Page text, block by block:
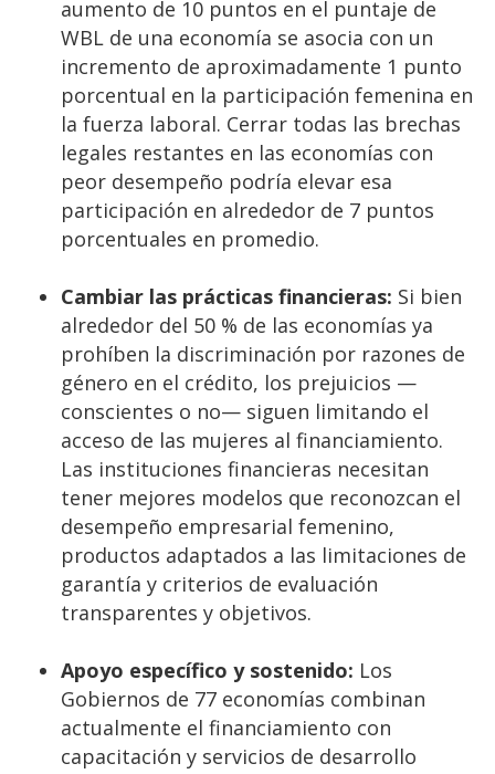
aumento de 10 puntos en el puntaje de
WBL de una economía se asocia con un
incremento de aproximadamente 1 punto
porcentual en la participación femenina en
la fuerza laboral. Cerrar todas las brechas
legales restantes en las economías con
peor desempeño podría elevar esa
participación en alrededor de 7 puntos
porcentuales en promedio.
Cambiar las prácticas financieras: Si bien
alrededor del 50 % de las economías ya
prohíben la discriminación por razones de
género en el crédito, los prejuicios —
conscientes o no— siguen limitando el
acceso de las mujeres al financiamiento.
Las instituciones financieras necesitan
tener mejores modelos que reconozcan el
desempeño empresarial femenino,
productos adaptados a las limitaciones de
garantía y criterios de evaluación
transparentes y objetivos.
Apoyo específico y sostenido: Los
Gobiernos de 77 economías combinan
actualmente el financiamiento con
capacitación y servicios de desarrollo